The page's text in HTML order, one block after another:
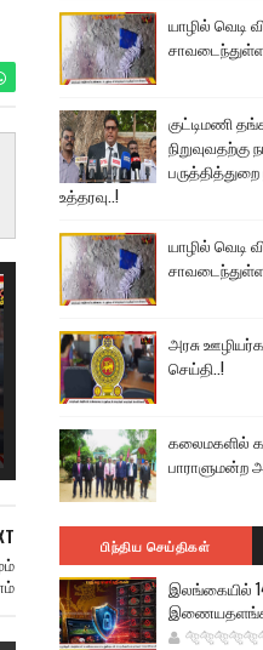
யாழில் வெடி
குட்டிமணி
உத்தரவு..!
யாழில் வெடி
அரசு
செய்தி..!
கலைமகளில்
பாராளுமன்ற
பிந்திய செய்திகள்
இலங்கையில்